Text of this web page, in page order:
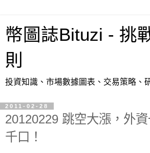
幣圖誌Bituzi - 挑
則
投資知識、市場數據圖表、交易策略、
2011-02-28
20120229 跳空大漲，外
千口！